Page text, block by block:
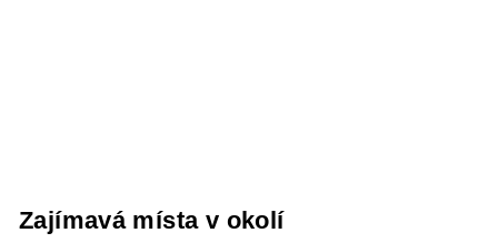
Zajímavá místa v okolí